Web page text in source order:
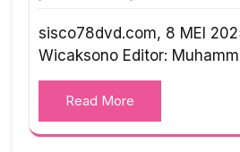
sisco78dvd.com, 8 MEI
Wicaksono Editor:
Read More